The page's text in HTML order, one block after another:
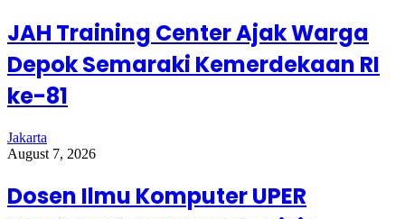
JAH Training Center Ajak Warga
Depok Semaraki Kemerdekaan RI
ke-81
Jakarta
August 7, 2026
Dosen Ilmu Komputer UPER